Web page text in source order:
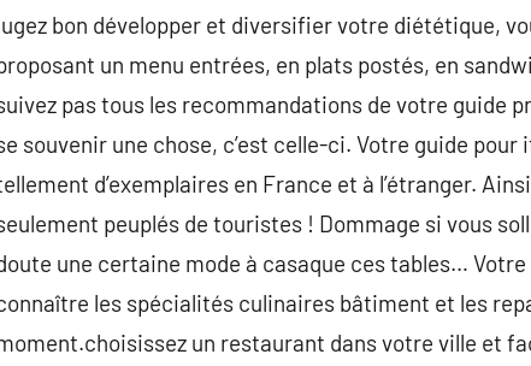
bon développer et diversifier votre diététique,
un menu entrées, en plats postés, en
pas tous les recommandations de votre guide
souvenir une chose, c’est celle-ci. Votre guide
d’exemplaires en France et à l’étranger.
peuplés de touristes ! Dommage si vous
une certaine mode à casaque ces tables…
les spécialités culinaires bâtiment et les
un restaurant dans votre ville et